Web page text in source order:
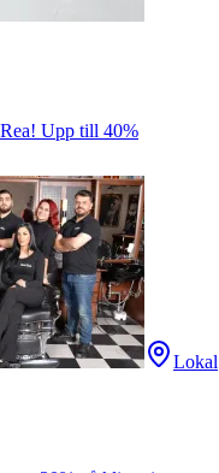
Upp till 40%
Lokal